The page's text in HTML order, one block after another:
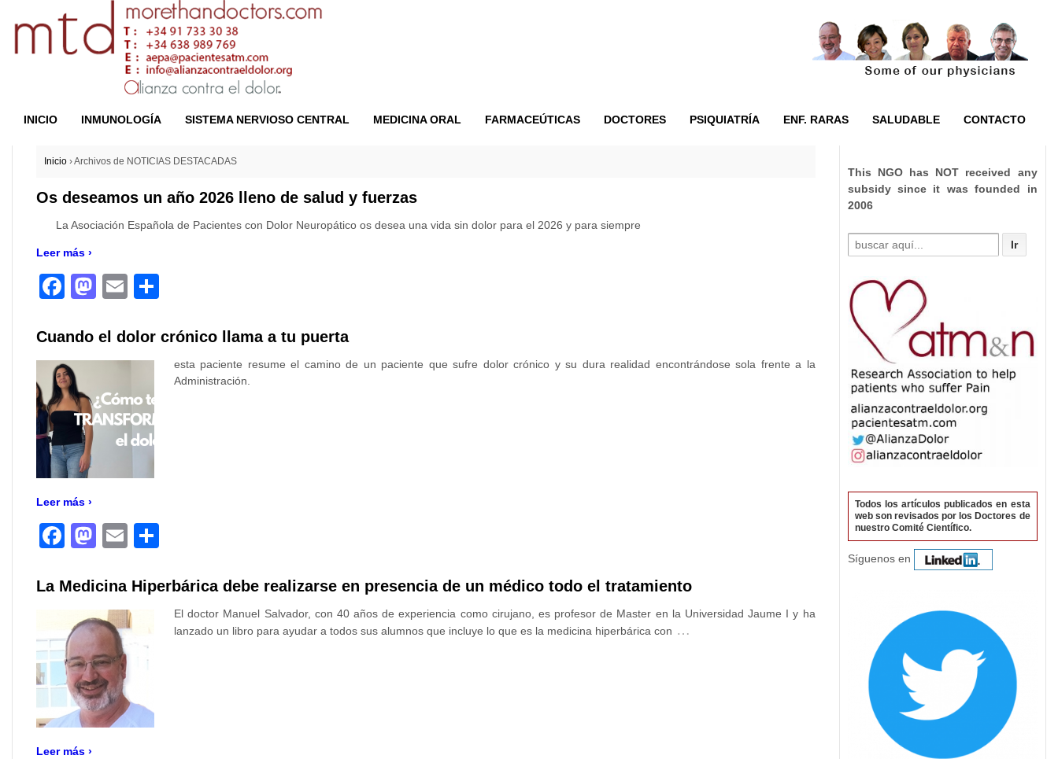
INICIO INMUNOLOGÍA SISTEMA NERVIOSO CENTRAL MEDICINA ORAL FARMACEÚTICAS DOCTORES PSIQUIATRÍA ENF. RARAS SALUDABLE CONTACTO
Inicio ›Archivos de NOTICIAS DESTACADAS
Os deseamos un año 2026 lleno de salud y fuerzas
La Asociación Española de Pacientes con Dolor Neuropático os desea una vida sin dolor para el 2026 y para siempre
Leer más ›
Facebook
Mastodon
Email
Cuando el dolor crónico llama a tu puerta
esta paciente resume el camino de un paciente que sufre dolor crónico y su dura realidad encontrándose sola frente a la
Administración.
Leer más ›
Facebook
Mastodon
Email
La Medicina Hiperbárica debe realizarse en presencia de un médico todo el tratamiento
El doctor Manuel Salvador, con 40 años de experiencia como cirujano, es profesor de Master en la Universidad Jaume I y ha
lanzado un libro para ayudar a todos sus alumnos que incluye lo que es la medicina hiperbárica con …
Leer más ›
This NGO has NOT received any
subsidy since it was founded in
2006
Buscar
por:
Todos los artículos publicados en esta
web son revisados por los Doctores de
nuestro Comité Científico.
Síguenos en